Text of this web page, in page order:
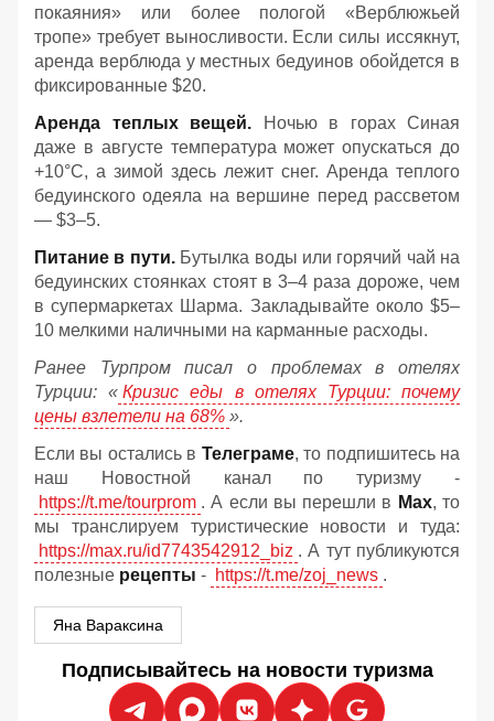
покаяния» или более пологой «Верблюжьей
тропе» требует выносливости. Если силы иссякнут,
аренда верблюда у местных бедуинов обойдется в
фиксированные $20.
Аренда теплых вещей. Ночью в горах Синая
даже в августе температура может опускаться до
+10°C, а зимой здесь лежит снег. Аренда теплого
бедуинского одеяла на вершине перед рассветом
— $3–5.
Питание в пути.Бутылка воды или горячий чай на
бедуинских стоянках стоят в 3–4 раза дороже, чем
в супермаркетах Шарма. Закладывайте около $5–
10 мелкими наличными на карманные расходы.
Ранее Турпром писал о проблемах в отелях
Турции: « Кризис еды в отелях Турции: почему
цены взлетели на 68% ».
Если вы остались в Телеграме, то подпишитесь на
наш Новостной канал по туризму -
https://t.me/tourprom . А если вы перешли в Мах, то
мы транслируем туристические новости и туда:
https://max.ru/id7743542912_biz . А тут публикуются
полезные рецепты - https://t.me/zoj_news .
Яна Вараксина
Подписывайтесь на новости туризма